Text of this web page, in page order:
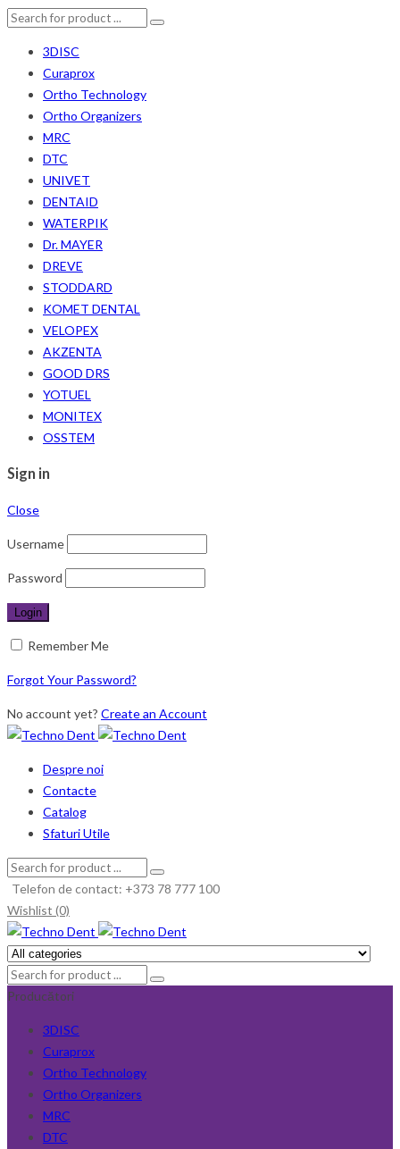
3DISC
Curaprox
Ortho Technology
Ortho Organizers
MRC
DTC
UNIVET
DENTAID
WATERPIK
Dr. MAYER
DREVE
STODDARD
KOMET DENTAL
VELOPEX
AKZENTA
GOOD DRS
YOTUEL
MONITEX
OSSTEM
Sign in
Close
Username
Password
Remember Me
Forgot Your Password?
No account yet? Create an Account
Despre noi
Contacte
Catalog
Sfaturi Utile
Telefon de contact: +373 78 777 100
Wishlist (0)
Producători
3DISC
Curaprox
Ortho Technology
Ortho Organizers
MRC
DTC